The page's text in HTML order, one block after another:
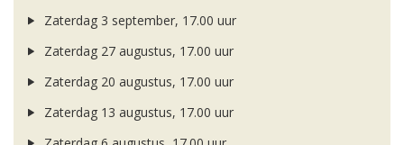
Zaterdag 3 september, 17.00 uur
Zaterdag 27 augustus, 17.00 uur
Zaterdag 20 augustus, 17.00 uur
Zaterdag 13 augustus, 17.00 uur